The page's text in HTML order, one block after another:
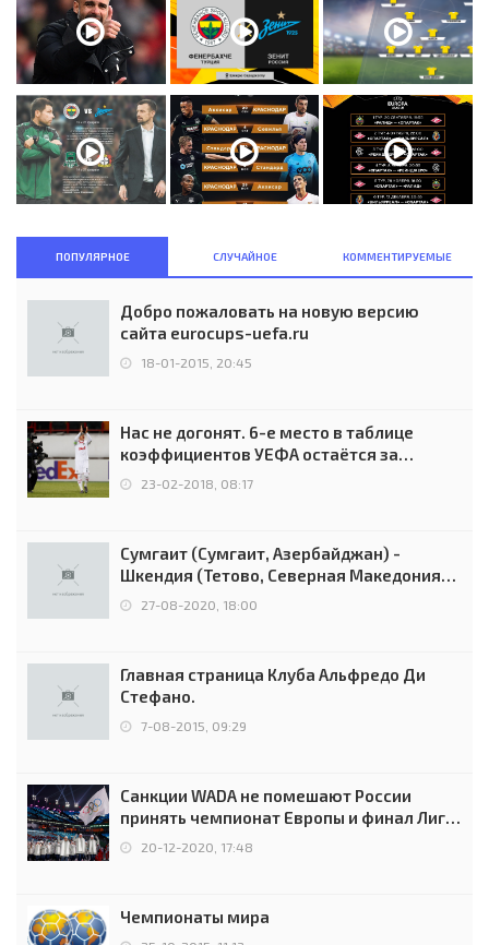
ПОПУЛЯРНОЕ СЛУЧАЙНОЕ КОММЕНТИРУЕМЫЕ
Добро пожаловать на новую версию
сайта eurocups-uefa.ru
18-01-2015, 20:45
Нас не догонят. 6-е место в таблице
коэффициентов УЕФА остаётся за
Россией
23-02-2018, 08:17
Сумгаит (Сумгаит, Азербайджан) -
Шкендия (Тетово, Северная Македония) -
0:2 (0:0)
27-08-2020, 18:00
Главная страница Клуба Альфредо Ди
Стефано.
7-08-2015, 09:29
Санкции WADA не помешают России
принять чемпионат Европы и финал Лиги
чемпионов.
20-12-2020, 17:48
Чемпионаты мира